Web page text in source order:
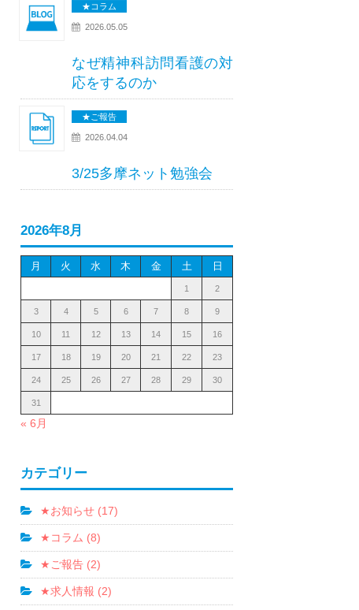
★コラム
2026.05.05
なぜ精神科訪問看護の対
応をするのか
★ご報告
2026.04.04
3/25多摩ネット勉強会
2026年8月
月 火 水 木 金 土 日
1 2
3 4 5 6 7 8 9
10 11 12 13 14 15 16
17 18 19 20 21 22 23
24 25 26 27 28 29 30
31
« 6月
カテゴリー
★お知らせ (17)
★コラム (8)
★ご報告 (2)
★求人情報 (2)